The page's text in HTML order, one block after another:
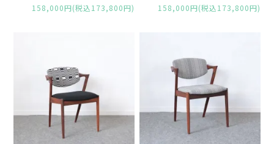
158,000円(税込173,800円) 158,000円(税込173,800円)